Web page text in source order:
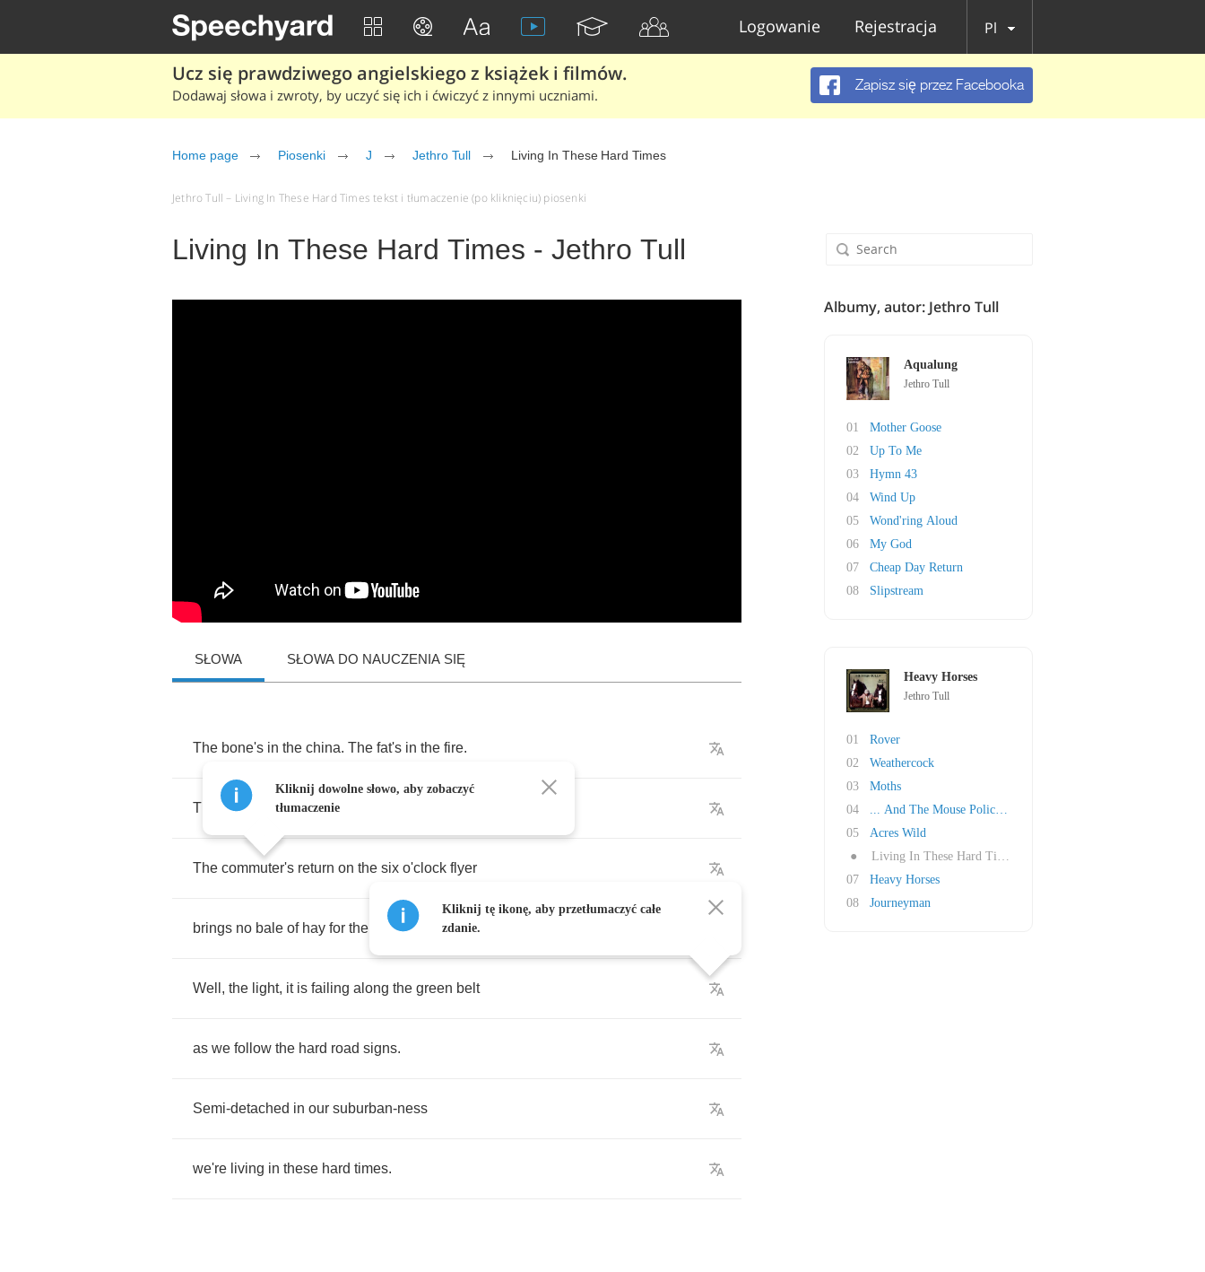
Logowanie Rejestracja Pl
Ucz się prawdziwego angielskiego z książek i filmów.
Dodawaj słowa i zwroty, by uczyć się ich i ćwiczyć z innymi uczniami.
Zapisz się przez Facebooka
Home page Piosenki J Jethro Tull Living In These Hard Times
Jethro Tull – Living In These Hard Times tekst i tłumaczenie (po kliknięciu) piosenki
Living In These Hard Times - Jethro Tull
SŁOWA SŁOWA DO NAUCZENIA SIĘ
The bone's in the china. The fat's in the fire.
There's no turkey left on
The commuter's return on the six o'clock flyer
brings no bale of hay for the stable.
Well , the light, it is failing along the green belt
as we follow the hard road signs.
Semi-detached in our suburban-ness
we're living in these hard times.
Kliknij dowolne słowo, aby zobaczyć
tłumaczenie
Kliknij tę ikonę, aby przetłumaczyć całe
zdanie.
Albumy, autor: Jethro Tull
Aqualung
Jethro Tull
01
Mother Goose
02
Up To Me
03
Hymn 43
04
Wind Up
05
Wond'ring Aloud
06
My God
07
Cheap Day Return
08
Slipstream
Heavy Horses
Jethro Tull
01
Rover
02
Weathercock
03
Moths
04
... And The Mouse Police Never Sleeps
05
Acres Wild
●
Living In These Hard Times
07
Heavy Horses
08
Journeyman